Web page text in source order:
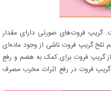
گریپ فروت‌های صورتی دارای مقدار
تلخ گریپ فروت ناشی از وجود ماده‌ای
گریپ فروت برای کمک به هضم و رفع
گریپ فروت در رفع اثرات مخرب مصرف